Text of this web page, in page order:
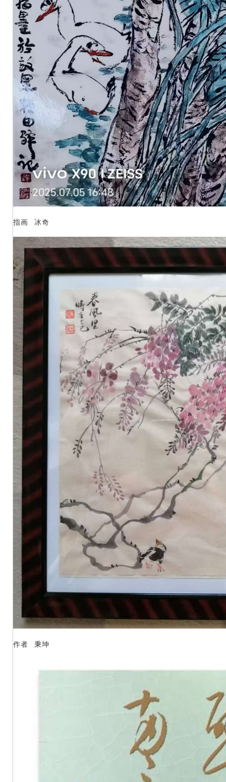
指画 冰奇
作者 秉坤